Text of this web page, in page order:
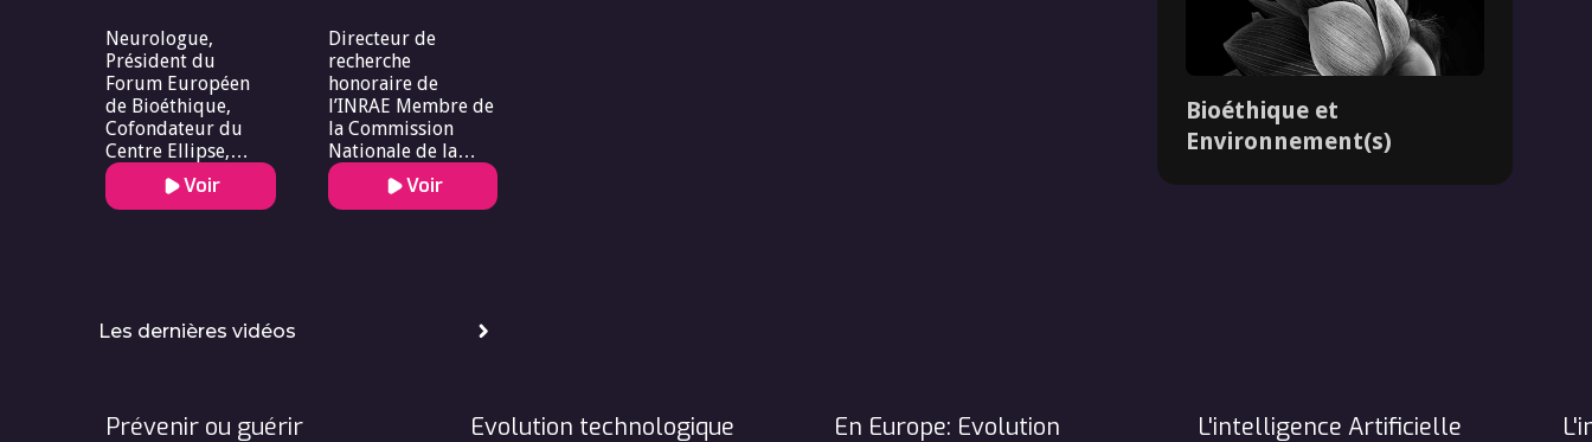
Bioéthique et
Environnement(s)
Neurologue,
Président du
Forum Européen
de Bioéthique,
Cofondateur du
Centre Ellipse,
auteur
Voir
Directeur de
recherche
honoraire de
l’INRAE Membre de
la Commission
Nationale de la
Déontologie et des
Alertes en matière
Voir
Les dernières vidéos
Prévenir ou guérir Evolution technologique
En Europe: Evolution
L'intelligence Artificielle